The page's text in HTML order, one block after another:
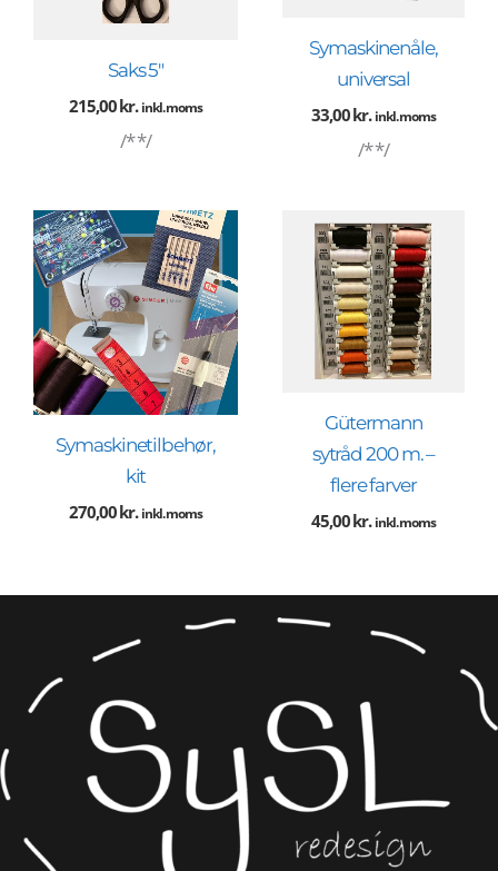
Saks 5″
215,00kr. inkl. moms
/* */
Symaskinenåle,
universal
33,00kr. inkl. moms
/* */
Symaskinetilbehør,
kit
270,00kr. inkl. moms
Gütermann
sytråd 200 m. –
flere farver
45,00kr. inkl. moms